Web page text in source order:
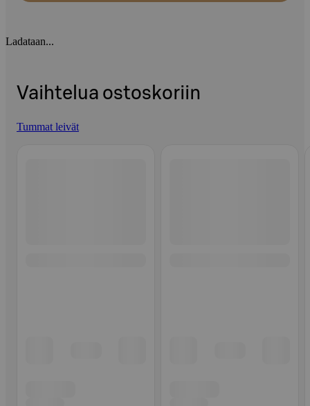
Ladataan...
Vaihtelua ostoskoriin
Tummat leivät